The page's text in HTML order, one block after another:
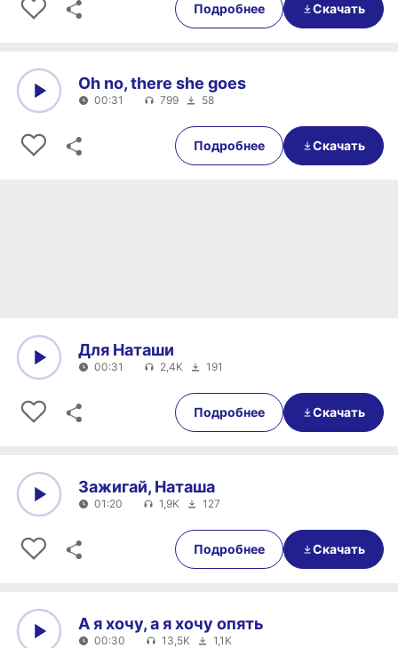
Подробнее Скачать
00:31
Oh no, there she goes
00:31 799 58
Подробнее Скачать
00:31
Для Наташи
00:31 2,4K 191
Подробнее Скачать
01:20
Зажигай, Наташа
01:20 1,9K 127
Подробнее Скачать
А я хочу, а я хочу опять
00:30 13,5K 1,1K